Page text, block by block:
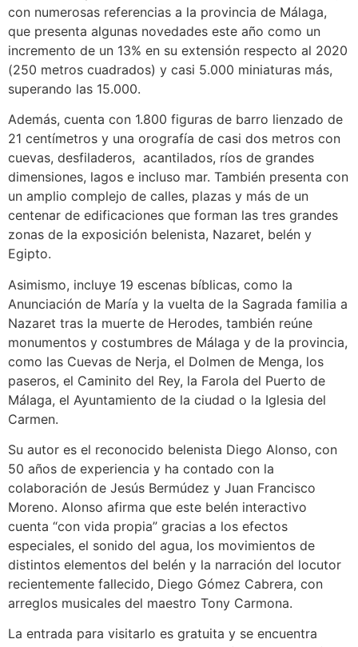
con numerosas referencias a la provincia de Málaga,
que presenta algunas novedades este año como un
incremento de un 13% en su extensión respecto al 2020
(250 metros cuadrados) y casi 5.000 miniaturas más,
superando las 15.000.
Además, cuenta con 1.800 figuras de barro lienzado de
21 centímetros y una orografía de casi dos metros con
cuevas, desfiladeros, acantilados, ríos de grandes
dimensiones, lagos e incluso mar. También presenta con
un amplio complejo de calles, plazas y más de un
centenar de edificaciones que forman las tres grandes
zonas de la exposición belenista, Nazaret, belén y
Egipto.
Asimismo, incluye 19 escenas bíblicas, como la
Anunciación de María y la vuelta de la Sagrada familia a
Nazaret tras la muerte de Herodes, también reúne
monumentos y costumbres de Málaga y de la provincia,
como las Cuevas de Nerja, el Dolmen de Menga, los
paseros, el Caminito del Rey, la Farola del Puerto de
Málaga, el Ayuntamiento de la ciudad o la Iglesia del
Carmen.
Su autor es el reconocido belenista Diego Alonso, con
50 años de experiencia y ha contado con la
colaboración de Jesús Bermúdez y Juan Francisco
Moreno. Alonso afirma que este belén interactivo
cuenta “con vida propia” gracias a los efectos
especiales, el sonido del agua, los movimientos de
distintos elementos del belén y la narración del locutor
recientemente fallecido, Diego Gómez Cabrera, con
arreglos musicales del maestro Tony Carmona.
La entrada para visitarlo es gratuita y se encuentra